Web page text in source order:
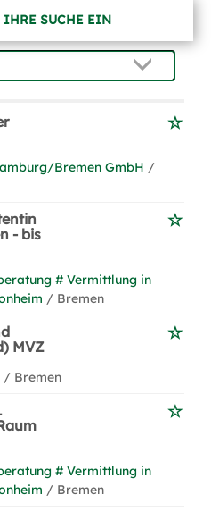
IHRE SUCHE EIN
Bremen GmbH /
- bis
# Vermittlung in
/ Bremen
MVZ
/ Bremen
# Vermittlung in
/ Bremen